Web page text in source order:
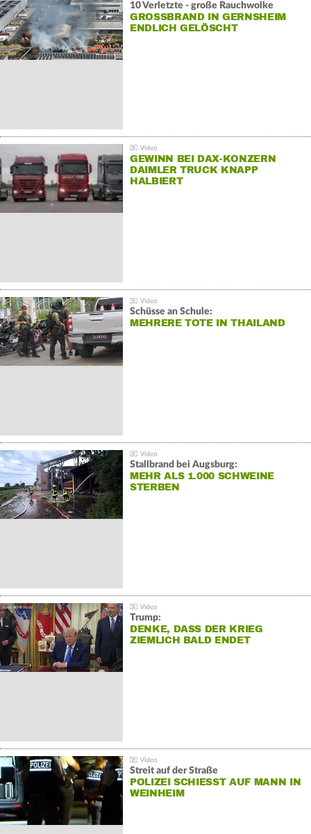
10 Verletzte - große Rauchwolke
GROSSBRAND IN GERNSHEIM E
NDLICH GELÖSCHT
GEWINN BEI DAX-KONZERN
DAIMLER TRUCK KNAPP
HALBIERT
Schüsse an Schule:
MEHRERE TOTE IN THAILAND
Stallbrand bei Augsburg:
MEHR ALS 1.000 SCHWEINE
STERBEN
Trump:
DENKE, DASS DER KRIEG
ZIEMLICH BALD ENDET
Streit auf der Straße
POLIZEI SCHIESST AUF MANN IN W
EINHEIM